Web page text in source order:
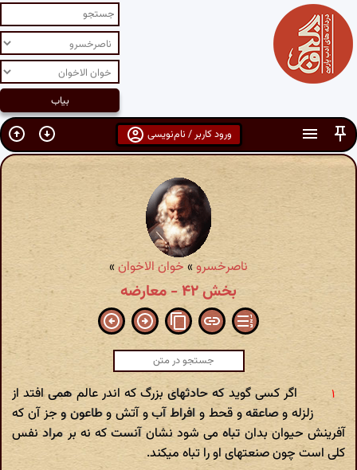
ورود کاربر / نام‌نویسی
ناصرخسرو» خوان الاخوان»
بخش ۴۲ - معارضه
اگر کسی گوید که حادثهای بزرگ که اندر عالم همی افتد از
زلزله و صاعقه و قحط و افراط آب و آتش و طاعون و جز آن که
آفرینش حیوان بدان تباه می شود نشان آنست که نه بر مراد نفس
کلی است چون صنعتهای او را تباه میکند.